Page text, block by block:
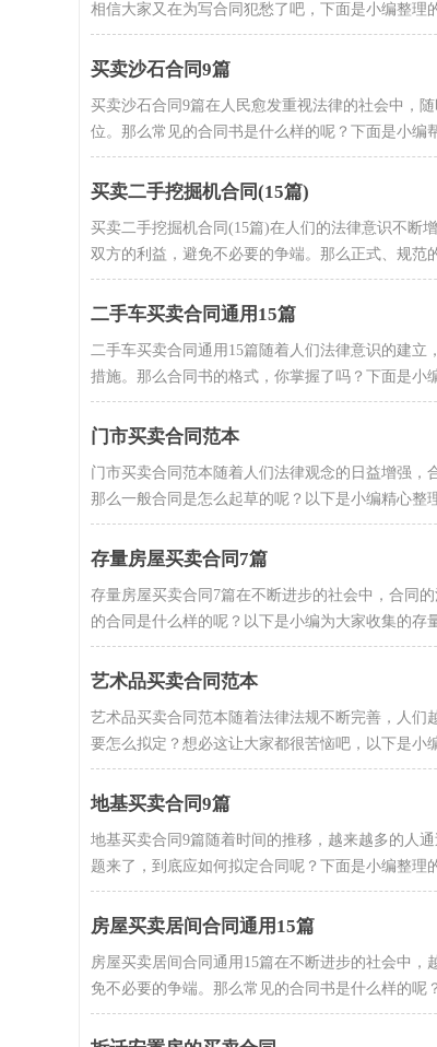
相信大家又在为写合同犯愁了吧，下面是小编整理
买卖沙石合同9篇
买卖沙石合同9篇在人民愈发重视法律的社会中，
位。那么常见的合同书是什么样的呢？下面是小编
买卖二手挖掘机合同(15篇)
买卖二手挖掘机合同(15篇)在人们的法律意识不断
双方的利益，避免不必要的争端。那么正式、规范
二手车买卖合同通用15篇
二手车买卖合同通用15篇随着人们法律意识的建
措施。那么合同书的格式，你掌握了吗？下面是小
门市买卖合同范本
门市买卖合同范本随着人们法律观念的日益增强，
那么一般合同是怎么起草的呢？以下是小编精心整
存量房屋买卖合同7篇
存量房屋买卖合同7篇在不断进步的社会中，合同
的合同是什么样的呢？以下是小编为大家收集的存
艺术品买卖合同范本
艺术品买卖合同范本随着法律法规不断完善，人们
要怎么拟定？想必这让大家都很苦恼吧，以下是小
地基买卖合同9篇
地基买卖合同9篇随着时间的推移，越来越多的人
题来了，到底应如何拟定合同呢？下面是小编整理
房屋买卖居间合同通用15篇
房屋买卖居间合同通用15篇在不断进步的社会中
免不必要的争端。那么常见的合同书是什么样的呢